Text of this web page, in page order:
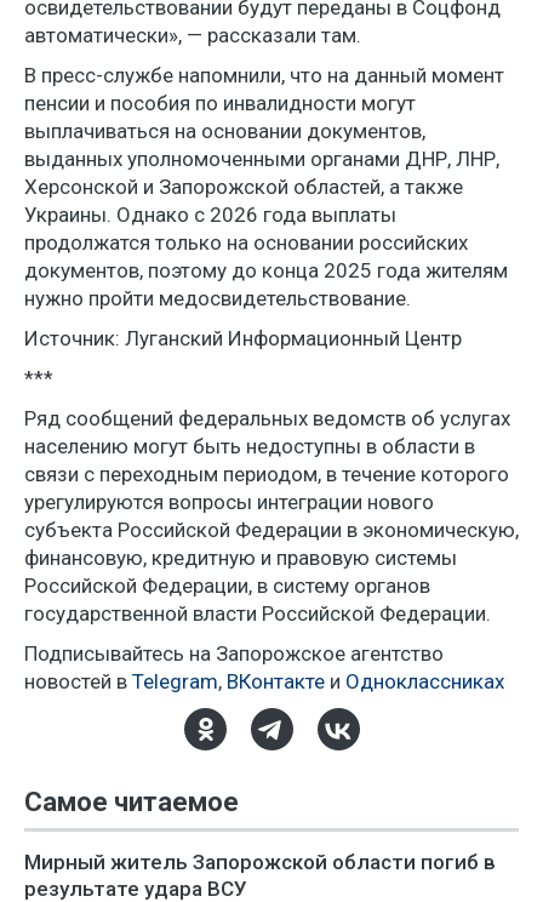
освидетельствовании будут переданы в Соцфонд
автоматически», — рассказали там.
В пресс-службе напомнили, что на данный момент
пенсии и пособия по инвалидности могут
выплачиваться на основании документов,
выданных уполномоченными органами ДНР, ЛНР,
Херсонской и Запорожской областей, а также
Украины. Однако с 2026 года выплаты
продолжатся только на основании российских
документов, поэтому до конца 2025 года жителям
нужно пройти медосвидетельствование.
Источник: Луганский Информационный Центр
***
Ряд сообщений федеральных ведомств об услугах
населению могут быть недоступны в области в
связи с переходным периодом, в течение которого
урегулируются вопросы интеграции нового
субъекта Российской Федерации в экономическую,
финансовую, кредитную и правовую системы
Российской Федерации, в систему органов
государственной власти Российской Федерации.
Подписывайтесь на Запорожское агентство
новостей в Telegram, ВКонтакте и Одноклассниках
Самое читаемое
Мирный житель Запорожской области погиб в
результате удара ВСУ